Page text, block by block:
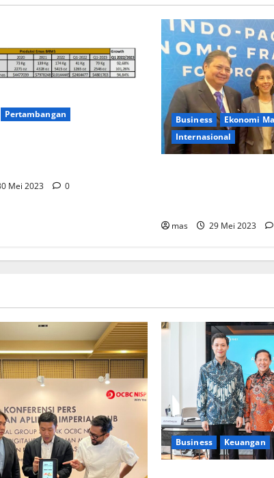
Pertambangan
Mei 2023 0
Business Ekonomi
Internasional
mas 29 Mei 2023
Business Keuangan